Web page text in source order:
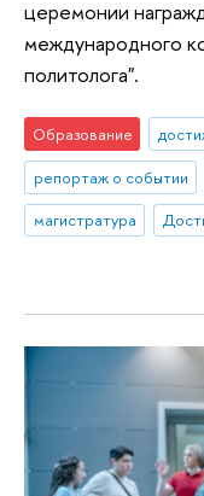
церемонии
международного
политолога".
Образование
репортаж о событии
магистратура